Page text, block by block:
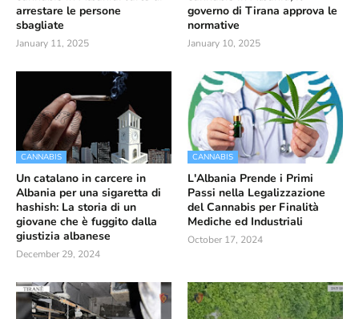
arrestare le persone
sbagliate
January 11, 2025
governo di Tirana approva le
normative
January 10, 2025
CANNABIS
Un catalano in carcere in
Albania per una sigaretta di
hashish: La storia di un
giovane che è fuggito dalla
giustizia albanese
December 29, 2024
CANNABIS
L'Albania Prende i Primi
Passi nella Legalizzazione
del Cannabis per Finalità
Mediche ed Industriali
October 17, 2024